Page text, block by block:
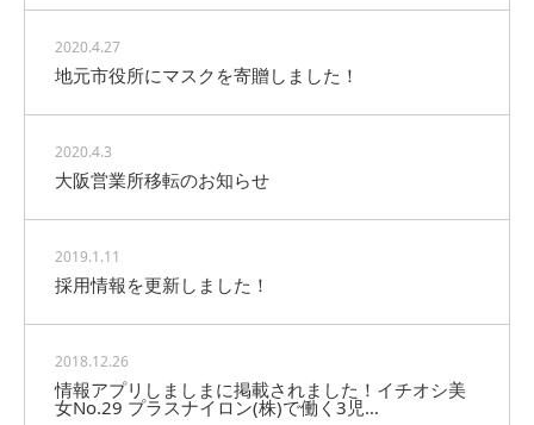
2020.4.27
地元市役所にマスクを寄贈しました！
2020.4.3
大阪営業所移転のお知らせ
2019.1.11
採用情報を更新しました！
2018.12.26
情報アプリしましまに掲載されました！イチオシ美
女No.29 プラスナイロン(株)で働く3児…